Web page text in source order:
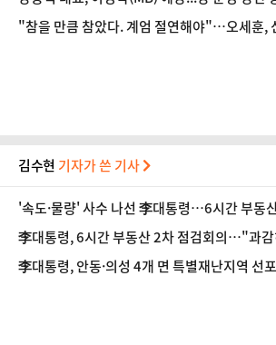
"참을 만큼 참았다. 계엄 절연해야"…오세훈,
김수현 기자가 쓴 기사
'속도·물량' 사수 나선 李대통령…6시간 부동
타개 총력전
李대통령, 6시간 부동산 2차 점검회의…"과감
李대통령, 안동·의성 4개 면 특별재난지역 선포